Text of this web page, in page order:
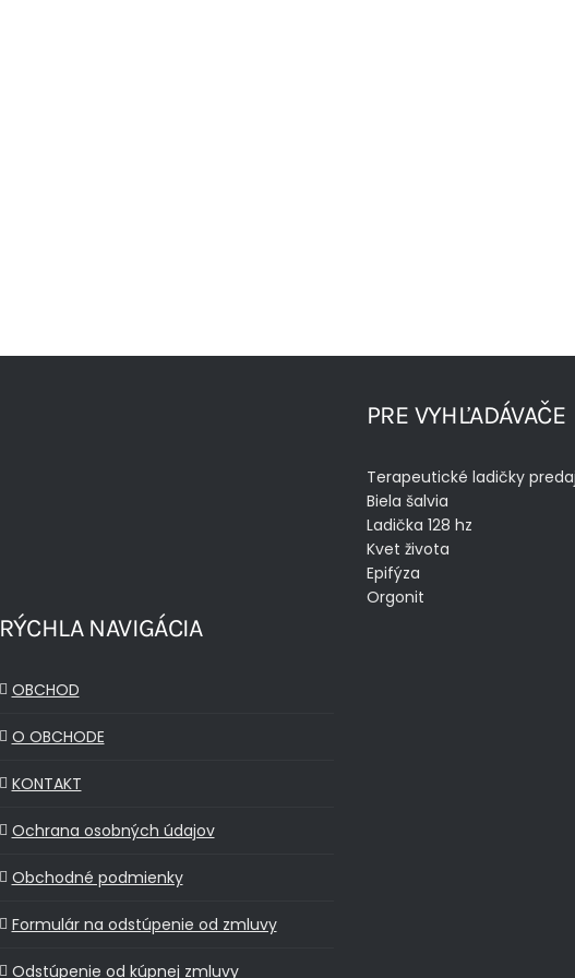
PRE VYHĽADÁVAČE
Terapeutické ladičky
Biela šalvia
Ladička 128 hz
Kvet života
Epifýza
Orgonit
RÝCHLA NAVIGÁCIA
OBCHOD
O OBCHODE
KONTAKT
Ochrana osobných údajov
Obchodné podmienky
Formulár na odstúpenie od zmluvy
Odstúpenie od kúpnej zmluvy